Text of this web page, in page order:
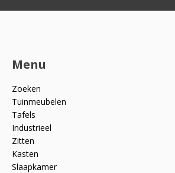
Menu
Zoeken
Tuinmeubelen
Tafels
Industrieel
Zitten
Kasten
Slaapkamer